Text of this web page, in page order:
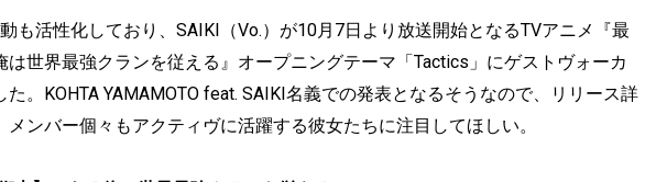
も活性化しており、SAIKI（Vo.）が10月7日より放送開始となるTVアニメ『最
世界最強クランを従える』オープニングテーマ「Tactics」にゲストヴォーカ
。KOHTA YAMAMOTO feat. SAIKI名義での発表となるそうなので、リリース詳
ンバー個々もアクティヴに活躍する彼女たちに注目してほしい。